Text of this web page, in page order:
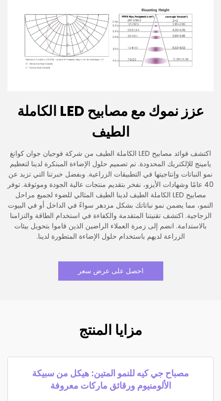
عزز نموك مع مصابيح LED الكاملة
الطيف
اكتشف فوائد مصابيح LED الكاملة الطيف من شركة فوجيان جوان كوانغ
يامينج للإلكتريك المحدودة. تم تصميم حلول الإضاءة المبتكرة لدينا لتعظيم
نمو النباتات وإنتاجيتها في التطبيقات الزراعية. وبفضل خبرتنا التي تزيد عن
40 عامًا وشهادات الأيزو، نفخر بتقديم منتجات عالية الجودة وموثوقة. توفر
مصابيح LED الكاملة الطيف لدينا الطيف المثالي للضوء لجميع مراحل
النمو، مما يضمن نمو نباتاتك بشكل مزدهر سواءً في الداخل أو في البيوت
الزجاجية. اكتشف تقنيتنا المتقدمة والكفاءة في استخدام الطاقة والتزامنا
بالاستدامة. انضم إلى زمرة العملاء الراضين الذين قاموا بتحويل بيئات
الزراعة لديهم باستخدام حلول الإضاءة المتطورة لدينا.
احصل على عرض سعر
مزايا المنتج
مصباح جي كيه للنمو المتين: هيكل من سبيكة
الألومنيوم ورقائق ماركات معروفة